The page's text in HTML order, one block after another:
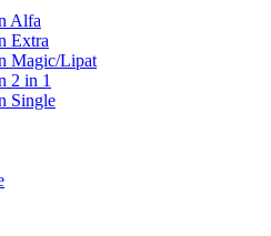
Alfa
Extra
Magic/Lipat
2 in 1
Single